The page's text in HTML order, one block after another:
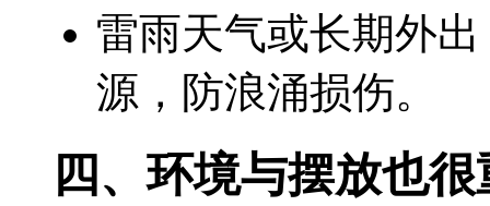
雷雨天气或长期外
源，防浪涌损伤。
四、环境与摆放也很